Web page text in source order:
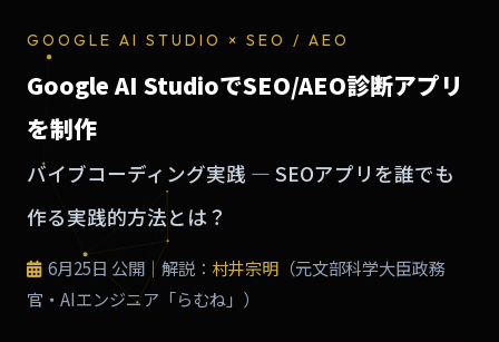
GOOGLE AI STUDIO × SEO / AEO
Google AI StudioでSEO/AEO診断アプリ
を制作
バイブコーディング実践 — SEOアプリを誰でも
作る実践的方法とは？
6月25日 公開｜解説： 村井宗明 （元文部科学大臣政務
官・AIエンジニア「らむね」）